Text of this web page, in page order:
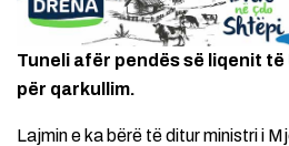
Tuneli afër pendës së liqenit
për qarkullim.
Lajmin e ka bërë të ditur ministri i